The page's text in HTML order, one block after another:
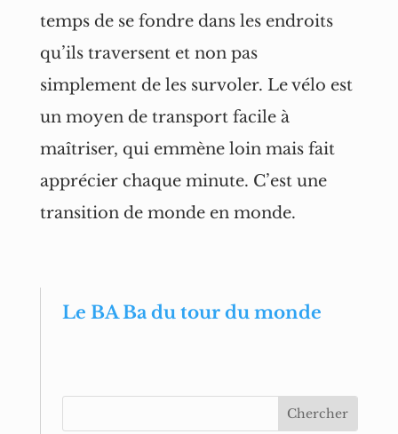
temps de se fondre dans les endroits
qu’ils traversent et non pas
simplement de les survoler. Le vélo est
un moyen de transport facile à
maîtriser, qui emmène loin mais fait
apprécier chaque minute. C’est une
transition de monde en monde.
Le BA Ba du tour du monde